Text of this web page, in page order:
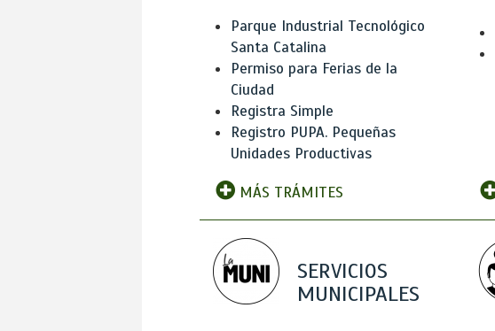
Parque Industrial Tecnológico
Santa Catalina
Permiso para Ferias de la
Ciudad
Registra Simple
Registro PUPA. Pequeñas
Unidades Productivas
MÁS TRÁMITES
SERVICIOS
MUNICIPALES